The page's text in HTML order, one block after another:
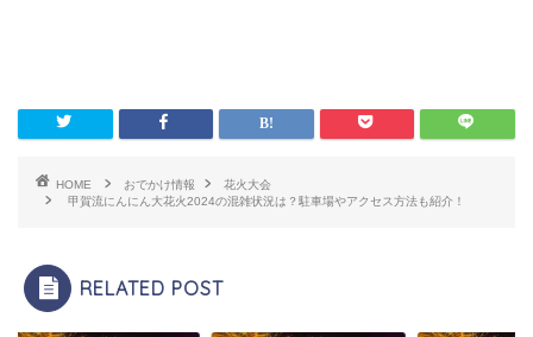
HOME おでかけ情報
花火大会
甲賀流にんにん大花火2024の混雑状況は？駐車場やアクセス方法も紹介！
RELATED POST